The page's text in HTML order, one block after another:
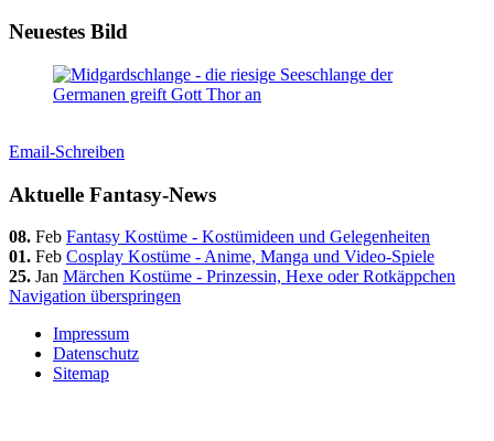
Neuestes Bild
Email-Schreiben
Aktuelle Fantasy-News
08. Feb Fantasy Kostüme - Kostümideen und Gelegenheiten
01. Feb Cosplay Kostüme - Anime, Manga und Video-Spiele
25. Jan Märchen Kostüme - Prinzessin, Hexe oder Rotkäppchen
Navigation überspringen
Impressum
Datenschutz
Sitemap